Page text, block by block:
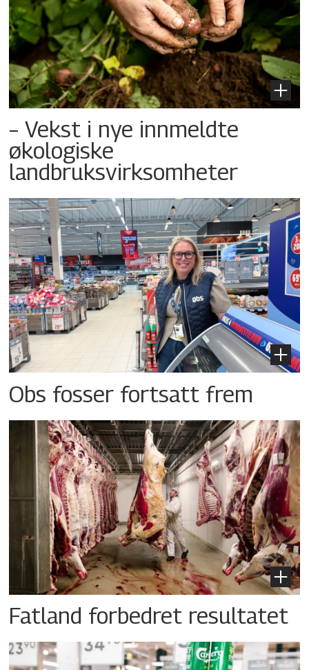
– Vekst i nye innmeldte
økologiske
landbruksvirksomheter
Obs fosser fortsatt frem
Fatland forbedret resultatet